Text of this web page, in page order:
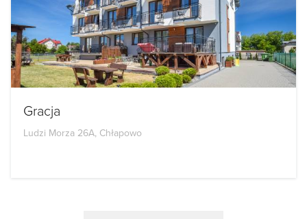
Gracja
Ludzi Morza 26A, Chłapowo